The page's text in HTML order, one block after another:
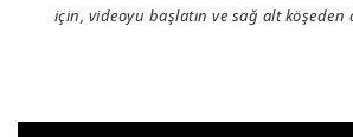
için, videoyu başlatın ve sağ alt köşeden